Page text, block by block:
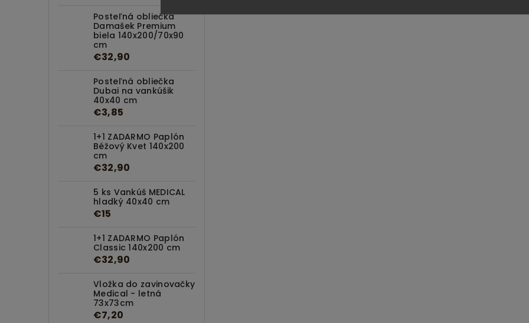
Posteľná obliečka
Damašek Premium
biela 140x200/70x90
cm
€32,90
Posteľná obliečka
Dubai na vankúšik
40x40 cm
€3,85
1+1 ZADARMO Paplón
Béžový Kvet 140x200
cm
€32,90
5 ks Vankúš MEDICAL
hladký 40x40 cm
€15
1+1 ZADARMO Paplón
Classic 140x200 cm
€32,90
Vložka do zavinovačky
Medical - letná
73x73cm
€7,20